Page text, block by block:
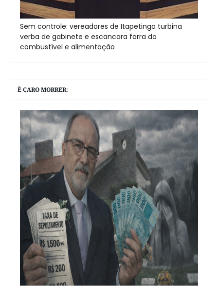
Sem controle: vereadores de Itapetinga turbina
verba de gabinete e escancara farra do
combustível e alimentação
È CARO MORRER: